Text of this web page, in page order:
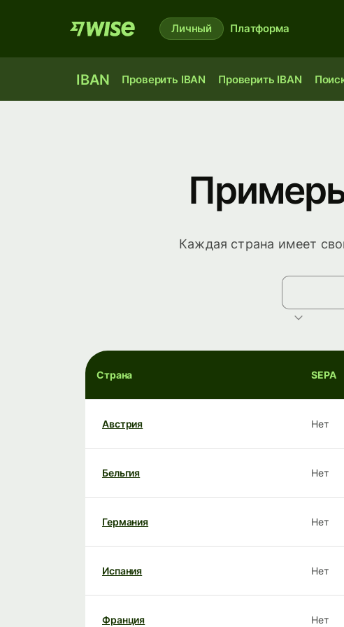
Личный Платформа
IBAN Проверить IBAN Проверить IBAN
Каждая страна имеет
Страна SEPA
Австрия Нет
Бельгия Нет
Германия Нет
Испания Нет
Франция Нет